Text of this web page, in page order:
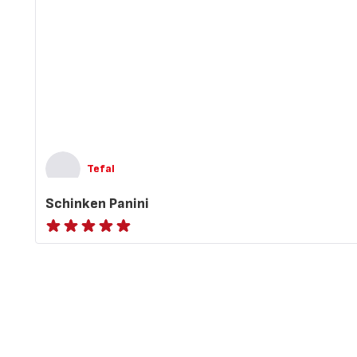
Tefal
Schinken Panini
ratings.NaN